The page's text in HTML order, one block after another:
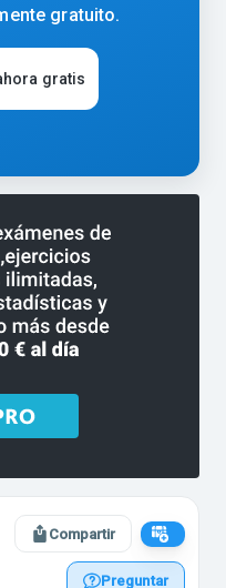
gratuito.
gratis
Compartir
Preguntar